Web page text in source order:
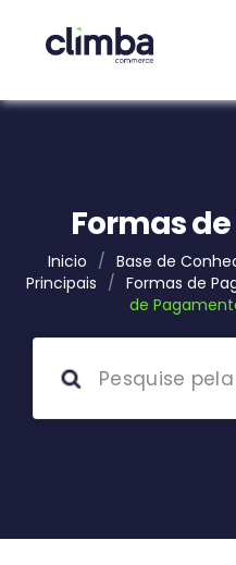
Formas
Inicio / Base de
Principais / Formas de
de